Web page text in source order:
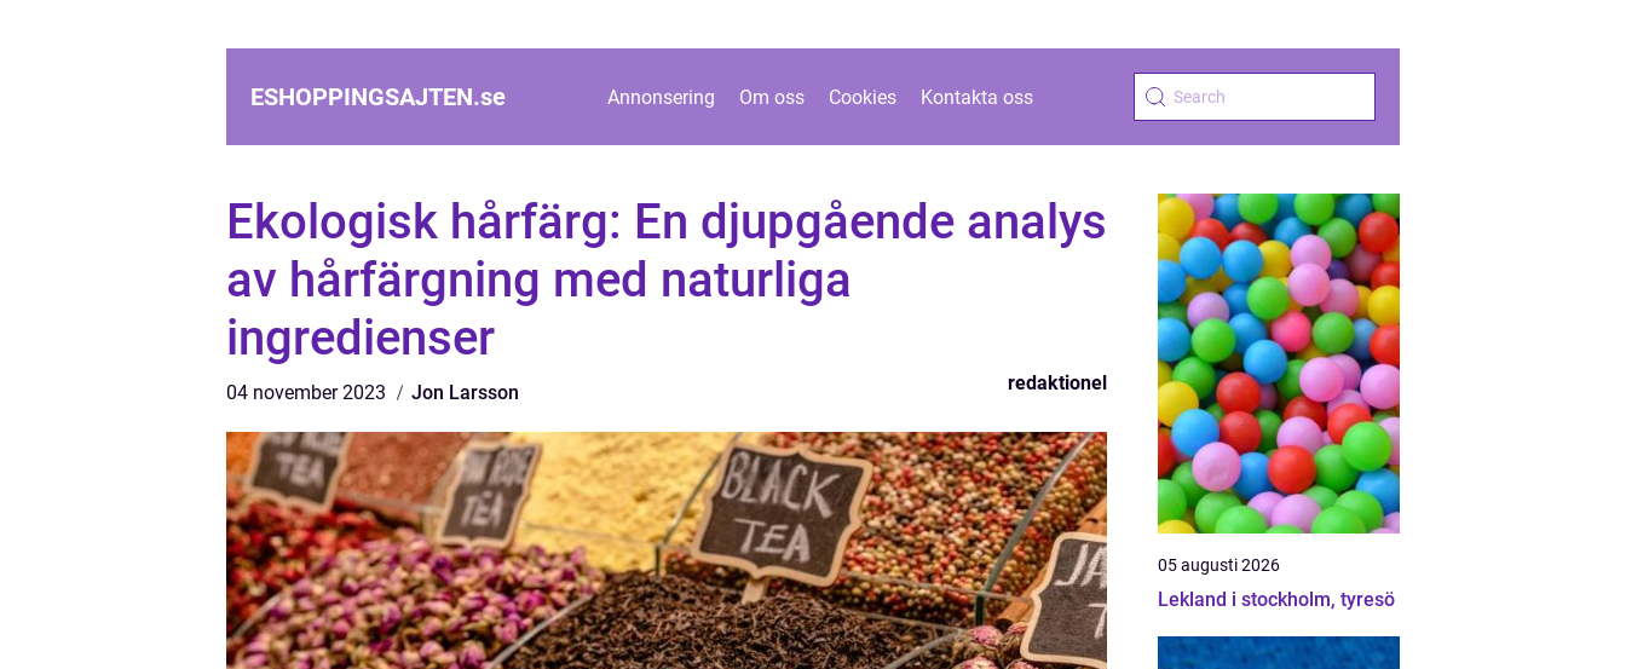
ESHOPPINGSAJTEN.se Annonsering Om oss Cookies Kontakta oss
Ekologisk hårfärg: En djupgående analys
av hårfärgning med naturliga
ingredienser
04 november 2023 Jon Larsson redaktionel
05 augusti 2026
Lekland i stockholm, tyresö